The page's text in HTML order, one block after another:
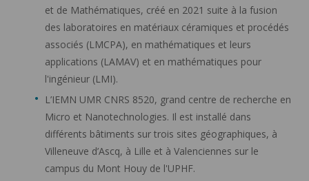
et de Mathématiques, créé en 2021 suite à la fusion
des laboratoires en matériaux céramiques et procédés
associés (LMCPA), en mathématiques et leurs
applications (LAMAV) et en mathématiques pour
l'ingénieur (LMI).
L’IEMN UMR CNRS 8520, grand centre de recherche en
Micro et Nanotechnologies. Il est installé dans
différents bâtiments sur trois sites géographiques, à
Villeneuve d’Ascq, à Lille et à Valenciennes sur le
campus du Mont Houy de l'UPHF.